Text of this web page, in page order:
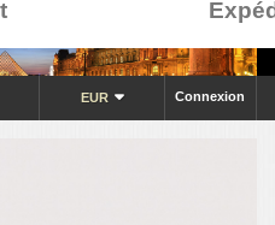
Connexion
EUR